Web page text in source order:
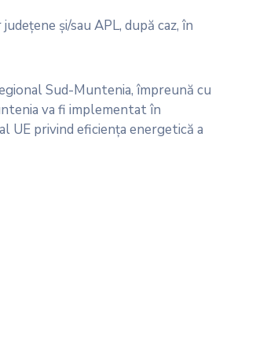
și/sau APL, după caz, în
Sud-Muntenia, împreună cu
va fi implementat în
UE privind eficiența energetică a